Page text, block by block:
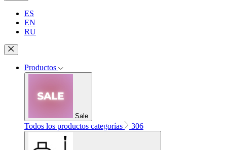
ES
EN
RU
Productos
Sale
Todos los productos categorías 306